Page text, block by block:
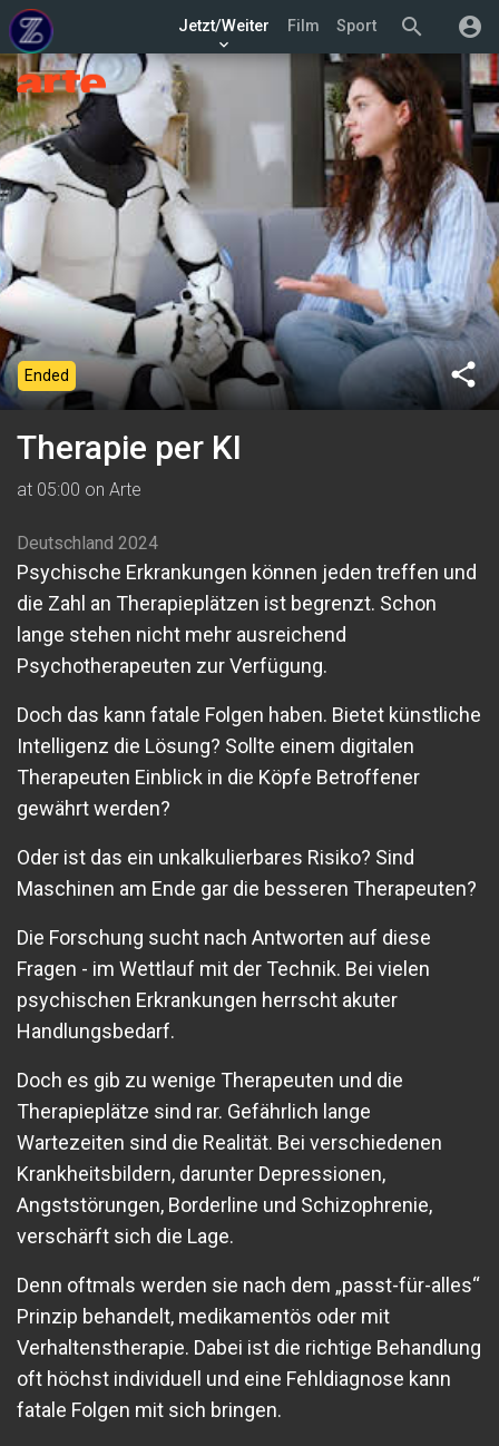
search account_circle
Jetzt/Weiter
keyboard_arrow_down
Film Sport
share
Ended
Therapie per KI
at 05:00 on Arte
Deutschland 2024
Psychische Erkrankungen können jeden treffen und
die Zahl an Therapieplätzen ist begrenzt. Schon
lange stehen nicht mehr ausreichend
Psychotherapeuten zur Verfügung.
Doch das kann fatale Folgen haben. Bietet künstliche
Intelligenz die Lösung? Sollte einem digitalen
Therapeuten Einblick in die Köpfe Betroffener
gewährt werden?
Oder ist das ein unkalkulierbares Risiko? Sind
Maschinen am Ende gar die besseren Therapeuten?
Die Forschung sucht nach Antworten auf diese
Fragen - im Wettlauf mit der Technik. Bei vielen
psychischen Erkrankungen herrscht akuter
Handlungsbedarf.
Doch es gib zu wenige Therapeuten und die
Therapieplätze sind rar. Gefährlich lange
Wartezeiten sind die Realität. Bei verschiedenen
Krankheitsbildern, darunter Depressionen,
Angststörungen, Borderline und Schizophrenie,
verschärft sich die Lage.
Denn oftmals werden sie nach dem „passt-für-alles“
Prinzip behandelt, medikamentös oder mit
Verhaltenstherapie. Dabei ist die richtige Behandlung
oft höchst individuell und eine Fehldiagnose kann
fatale Folgen mit sich bringen.